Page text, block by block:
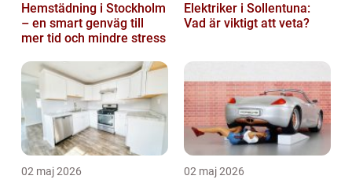
Hemstädning i Stockholm
– en smart genväg till
mer tid och mindre stress
Elektriker i Sollentuna:
Vad är viktigt att veta?
02 maj 2026 02 maj 2026